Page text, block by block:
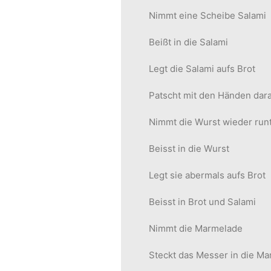
Nimmt eine Scheibe Salami
Beißt in die Salami
Legt die Salami aufs Brot
Patscht mit den Händen
Nimmt die Wurst wieder
Beisst in die Wurst
Legt sie abermals aufs Brot
Beisst in Brot und Salami
Nimmt die Marmelade
Steckt das Messer in die